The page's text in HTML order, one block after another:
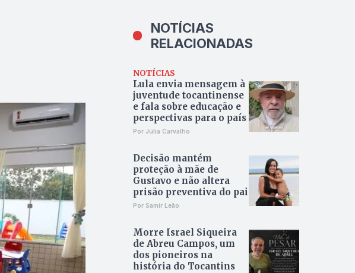
NOTÍCIAS
RELACIONADAS
NOTÍCIAS
Lula envia mensagem à
juventude tocantinense
e fala sobre educação e
perspectivas para o país
Por Júlia Carvalho
Decisão mantém
proteção à mãe de
Gustavo e não altera
prisão preventiva do pai
Por Samir Leão
Morre Israel Siqueira
de Abreu Campos, um
dos pioneiros na
história do Tocantins